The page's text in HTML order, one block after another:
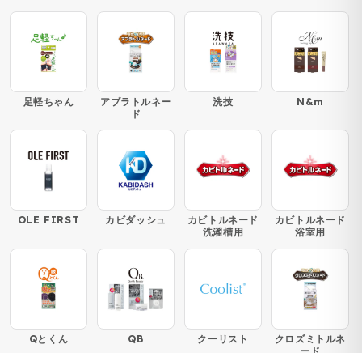
足軽ちゃん
アブラトルネー
ド
洗技 N&m
OLE FIRST カビダッシュ
カビトルネード
洗濯槽用
カビトルネード
浴室用
Qとくん QB クーリスト
クロズミトルネ
ード